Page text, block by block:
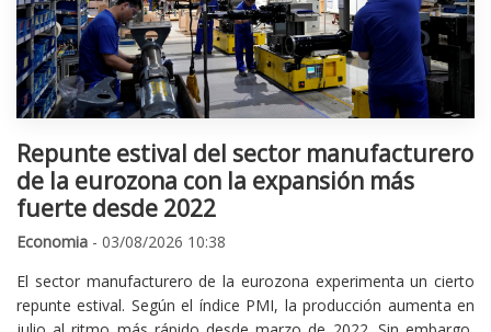
Repunte estival del sector manufacturero
de la eurozona con la expansión más
fuerte desde 2022
Economia - 03/08/2026 10:38
El sector manufacturero de la eurozona experimenta un cierto
repunte estival. Según el índice PMI, la producción aumenta en